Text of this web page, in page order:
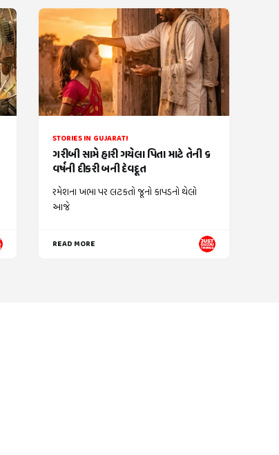
STORIES IN GUJARATI
ગરીબી સામે હારી ગયેલા પિતા માટે તેની ૬
વર્ષની દીકરી બની દેવદૂત
રમેશના ખભા પર લટકતો જૂનો કાપડનો થેલો
આજે
READ MORE